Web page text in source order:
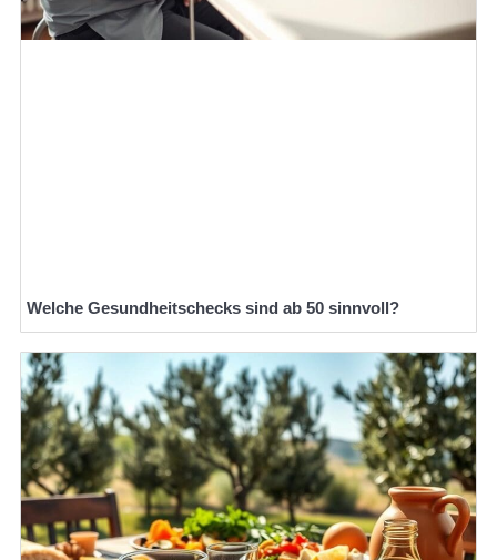
Welche Gesundheitschecks sind ab 50 sinnvoll?